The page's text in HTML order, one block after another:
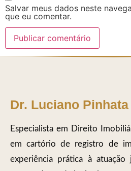
Salvar meus dados neste
que eu comentar.
Dr. Luciano Pinhata
Especialista em Direito
em cartório de registro de
experiência prática à